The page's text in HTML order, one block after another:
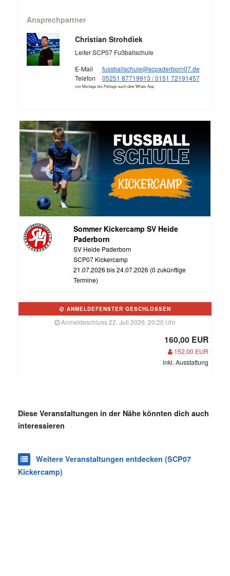
Ansprechpartner
Christian Strohdiek
Leiter SCP07 Fußballschule
E-Mail
fussballschule@scpaderborn07.de
Telefon
05251 87719913 / 0151 72191457
von Montags bis Freitags auch über Whats App
Sommer Kickercamp SV Heide
Paderborn
SV Heide Paderborn
SCP07 Kickercamp
21.07.2026 bis 24.07.2026 (0 zukünftige
Termine)
ANMELDEFENSTER GESCHLOSSEN
Anmeldeschluss 22. Juli 2026, 20:20 Uhr
160,00 EUR
152,00 EUR
inkl. Ausstattung
Diese Veranstaltungen in der Nähe könnten dich auch
interessieren
Weitere Veranstaltungen entdecken (SCP07
Kickercamp)